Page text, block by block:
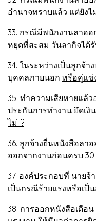
อำนาจทราบแล้ว แต่ยัง
33. กรณีมีพนักงานลาอ
หยุดที่สะสม วันลากิจได้รั
34. ในระหว่างเป็นลูกจ้า
บุคคลภายนอก หรือคู่แข่
35. ทำความเสียหายแล้
ประกันการทำงาน ยึดเงิ
ไม่..?
36. ลูกจ้างยื่นหนังสือลา
ออกจากงานก่อนครบ 30
37. องค์ประกอบที่ นายจ้
เป็นกรณีร้ายแรงหรือเป็
38. การออกหนังสือเตือ